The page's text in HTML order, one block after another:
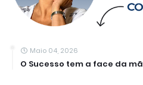
Maio 04, 2026
O Sucesso tem a face da